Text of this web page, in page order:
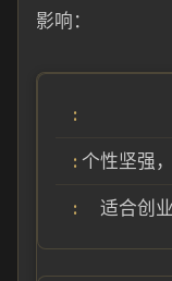
影响：
个性坚强
适合创